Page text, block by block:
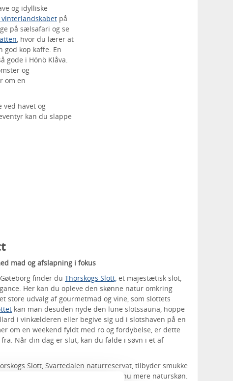
og idylliske
på
på sælsafari og se
, hvor du lærer at
god kop kaffe. En
gode i Hönö Klåva.
og
om en
ved havet og
kan du slappe
mad og afslapning i fokus
finder du Thorskogs Slott, et majestætisk slot,
Her kan du opleve den skønne natur omkring
store udvalg af gourmetmad og vine, som slottets
kan man desuden nyde den lune slotssauna, hoppe
i vinkælderen eller begive sig ud i slotshaven på en
om en weekend fyldt med ro og fordybelse, er dette
Når din dag er slut, kan du falde i søvn i et af
Slott, Svartedalen naturreservat, tilbyder smukke
hvilket gør din slotsweekend endnu mere naturskøn.